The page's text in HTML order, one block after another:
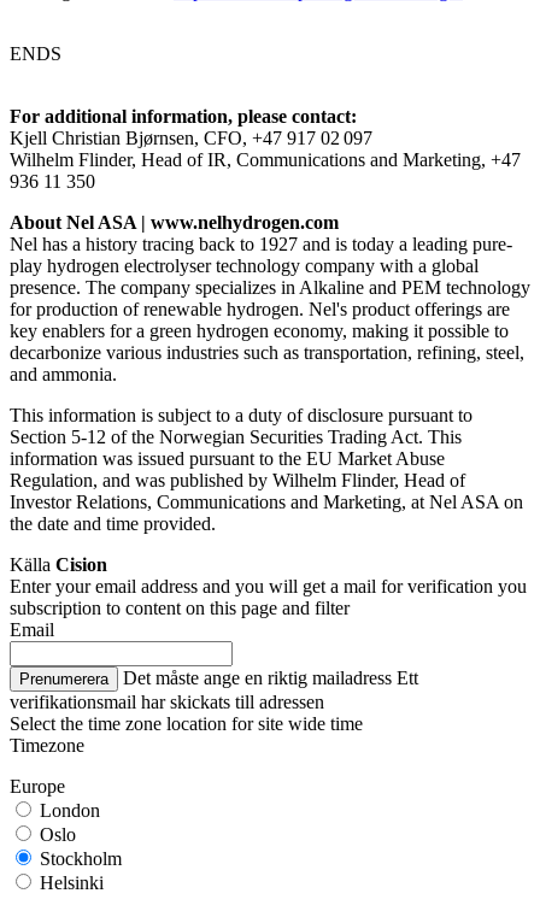
ENDS
For additional information, please contact:
Kjell Christian Bjørnsen, CFO, +47 917 02 097
Wilhelm Flinder, Head of IR, Communications and Marketing, +47
936 11 350
About Nel ASA | www.nelhydrogen.com
Nel has a history tracing back to 1927 and is today a leading pure-
play hydrogen electrolyser technology company with a global
presence. The company specializes in Alkaline and PEM technology
for production of renewable hydrogen. Nel's product offerings are
key enablers for a green hydrogen economy, making it possible to
decarbonize various industries such as transportation, refining, steel,
and ammonia.
This information is subject to a duty of disclosure pursuant to
Section 5-12 of the Norwegian Securities Trading Act. This
information was issued pursuant to the EU Market Abuse
Regulation, and was published by Wilhelm Flinder, Head of
Investor Relations, Communications and Marketing, at Nel ASA on
the date and time provided.
Källa Cision
Enter your email address and you will get a mail for verification you
subscription to content on this page and filter
Email
Prenumerera Det måste ange en riktig mailadress Ett
verifikationsmail har skickats till adressen
Select the time zone location for site wide time
Timezone
Europe
London
Oslo
Stockholm
Helsinki